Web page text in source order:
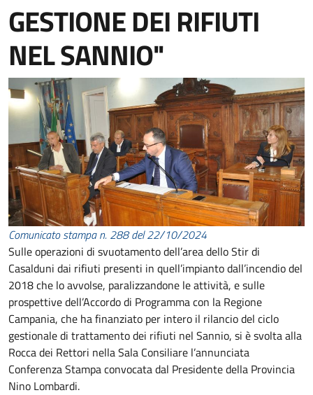
GESTIONE DEI RIFIUTI
NEL SANNIO"
Comunicato stampa n. 288 del 22/10/2024
Sulle operazioni di svuotamento dell’area dello Stir di
Casalduni dai rifiuti presenti in quell’impianto dall’incendio del
2018 che lo avvolse, paralizzandone le attività, e sulle
prospettive dell’Accordo di Programma con la Regione
Campania, che ha finanziato per intero il rilancio del ciclo
gestionale di trattamento dei rifiuti nel Sannio, si è svolta alla
Rocca dei Rettori nella Sala Consiliare l’annunciata
Conferenza Stampa convocata dal Presidente della Provincia
Nino Lombardi.